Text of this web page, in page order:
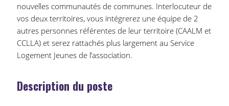
nouvelles communautés de communes. Interlocuteur de
vos deux territoires, vous intégrerez une équipe de 2
autres personnes référentes de leur territoire (CAALM et
CCLLA) et serez rattachés plus largement au Service
Logement Jeunes de l’association.
Description du poste